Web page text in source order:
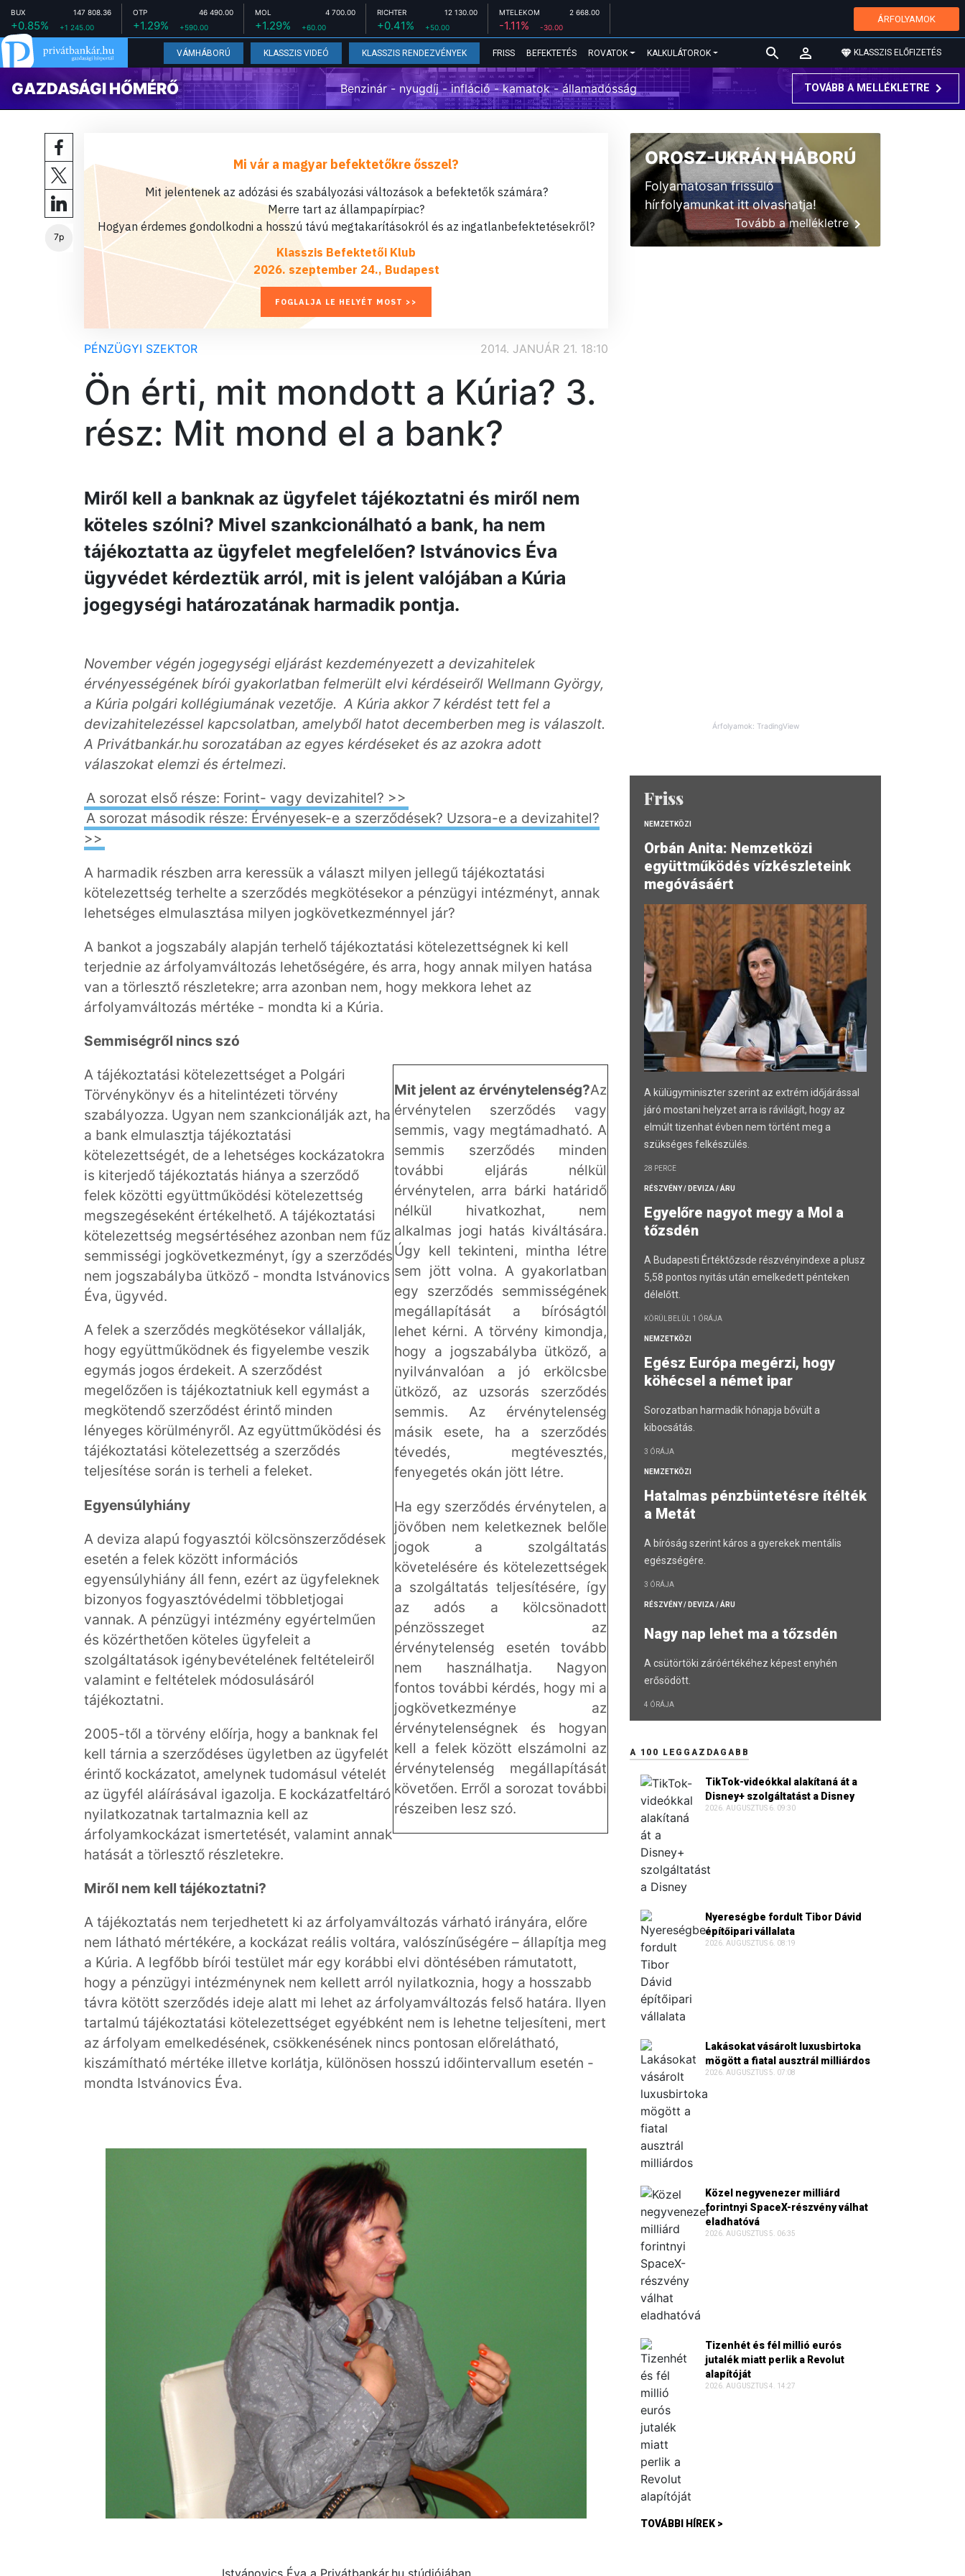
BUX 147 808.36
+0.85% +1 245.00
OTP 46 490.00
+1.29% +590.00
MOL 4 700.00
+1.29% +60.00
RICHTER 12 130.00
+0.41% +50.00
MTELEKOM 2 668.00
-1.11% -30.00
ÁRFOLYAMOK
VÁMHÁBORÚ KLASSZIS VIDEÓ KLASSZIS RENDEZVÉNYEK FRISS BEFEKTETÉS ROVATOK KALKULÁTOROK KLASSZIS ELŐFIZETÉS
GAZDASÁGI HŐMÉRŐ Benzinár - nyugdíj - infláció - kamatok - államadósság TOVÁBB A MELLÉKLETRE
7p
Mi vár a magyar befektetőkre ősszel?
Mit jelentenek az adózási és szabályozási változások a befektetők számára?
Merre tart az állampapírpiac?
Hogyan érdemes gondolkodni a hosszú távú megtakarításokról és az ingatlanbefektetésekről?
Klasszis Befektetői Klub
2026. szeptember 24., Budapest
FOGLALJA LE HELYÉT MOST >>
PÉNZÜGYI SZEKTOR 2014. JANUÁR 21. 18:10
Ön érti, mit mondott a Kúria? 3.
rész: Mit mond el a bank?
Miről kell a banknak az ügyfelet tájékoztatni és miről nem
köteles szólni? Mivel szankcionálható a bank, ha nem
tájékoztatta az ügyfelet megfelelően? Istvánovics Éva
ügyvédet kérdeztük arról, mit is jelent valójában a Kúria
jogegységi határozatának harmadik pontja.
November végén jogegységi eljárást kezdeményezett a devizahitelek
érvényességének bírói gyakorlatban felmerült elvi kérdéseiről Wellmann György,
a Kúria polgári kollégiumának vezetője. A Kúria akkor 7 kérdést tett fel a
devizahitelezéssel kapcsolatban, amelyből hatot decemberben meg is válaszolt.
A Privátbankár.hu sorozatában az egyes kérdéseket és az azokra adott
válaszokat elemzi és értelmezi.
A sorozat első része: Forint- vagy devizahitel? >>
A sorozat második része: Érvényesek-e a szerződések? Uzsora-e a devizahitel?
>>
A harmadik részben arra keressük a választ milyen jellegű tájékoztatási
kötelezettség terhelte a szerződés megkötésekor a pénzügyi intézményt, annak
lehetséges elmulasztása milyen jogkövetkezménnyel jár?
A bankot a jogszabály alapján terhelő tájékoztatási kötelezettségnek ki kell
terjednie az árfolyamváltozás lehetőségére, és arra, hogy annak milyen hatása
van a törlesztő részletekre; arra azonban nem, hogy mekkora lehet az
árfolyamváltozás mértéke - mondta ki a Kúria.
Semmiségről nincs szó
Mit jelent az érvénytelenség?Az
érvénytelen szerződés vagy
semmis, vagy megtámadható. A
semmis szerződés minden
további eljárás nélkül
érvénytelen, arra bárki határidő
nélkül hivatkozhat, nem
alkalmas jogi hatás kiváltására.
Úgy kell tekinteni, mintha létre
sem jött volna. A gyakorlatban
egy szerződés semmisségének
megállapítását a bíróságtól
lehet kérni. A törvény kimondja,
hogy a jogszabályba ütköző, a
nyilvánvalóan a jó erkölcsbe
ütköző, az uzsorás szerződés
semmis. Az érvénytelenség
másik esete, ha a szerződés
tévedés, megtévesztés,
fenyegetés okán jött létre.
Ha egy szerződés érvénytelen, a
jövőben nem keletkeznek belőle
jogok a szolgáltatás
követelésére és kötelezettségek
a szolgáltatás teljesítésére, így
az adós a kölcsönadott
pénzösszeget az
érvénytelenség esetén tovább
nem használhatja. Nagyon
fontos további kérdés, hogy mi a
jogkövetkezménye az
érvénytelenségnek és hogyan
kell a felek között elszámolni az
érvénytelenség megállapítását
követően. Erről a sorozat további
részeiben lesz szó.
A tájékoztatási kötelezettséget a Polgári
Törvénykönyv és a hitelintézeti törvény
szabályozza. Ugyan nem szankcionálják azt, ha
a bank elmulasztja tájékoztatási
kötelezettségét, de a lehetséges kockázatokra
is kiterjedő tájékoztatás hiánya a szerződő
felek közötti együttműködési kötelezettség
megszegéseként értékelhető. A tájékoztatási
kötelezettség megsértéséhez azonban nem fűz
semmisségi jogkövetkezményt, így a szerződés
nem jogszabályba ütköző - mondta Istvánovics
Éva, ügyvéd.
A felek a szerződés megkötésekor vállalják,
hogy együttműködnek és figyelembe veszik
egymás jogos érdekeit. A szerződést
megelőzően is tájékoztatniuk kell egymást a
megkötendő szerződést érintő minden
lényeges körülményről. Az együttműködési és
tájékoztatási kötelezettség a szerződés
teljesítése során is terheli a feleket.
Egyensúlyhiány
A deviza alapú fogyasztói kölcsönszerződések
esetén a felek között információs
egyensúlyhiány áll fenn, ezért az ügyfeleknek
bizonyos fogyasztóvédelmi többletjogai
vannak. A pénzügyi intézmény egyértelműen
és közérthetően köteles ügyfeleit a
szolgáltatások igénybevételének feltételeiről
valamint e feltételek módosulásáról
tájékoztatni.
2005-től a törvény előírja, hogy a banknak fel
kell tárnia a szerződéses ügyletben az ügyfelét
érintő kockázatot, amelynek tudomásul vételét
az ügyfél aláírásával igazolja. E kockázatfeltáró
nyilatkozatnak tartalmaznia kell az
árfolyamkockázat ismertetését, valamint annak
hatását a törlesztő részletekre.
Miről nem kell tájékoztatni?
A tájékoztatás nem terjedhetett ki az árfolyamváltozás várható irányára, előre
nem látható mértékére, a kockázat reális voltára, valószínűségére – állapítja meg
a Kúria. A legfőbb bírói testület már egy korábbi elvi döntésében rámutatott,
hogy a pénzügyi intézménynek nem kellett arról nyilatkoznia, hogy a hosszabb
távra kötött szerződés ideje alatt mi lehet az árfolyamváltozás felső határa. Ilyen
tartalmú tájékoztatási kötelezettséget egyébként nem is lehetne teljesíteni, mert
az árfolyam emelkedésének, csökkenésének nincs pontosan előrelátható,
kiszámítható mértéke illetve korlátja, különösen hosszú időintervallum esetén -
mondta Istvánovics Éva.
Istvánovics Éva a Privátbankár.hu stúdiójában
OROSZ-UKRÁN HÁBORÚ
Folyamatosan frissülő
hírfolyamunkat itt olvashatja!
Tovább a mellékletre
Árfolyamok: TradingView
Friss
NEMZETKÖZI
Orbán Anita: Nemzetközi
együttműködés vízkészleteink
megóvásáért
A külügyminiszter szerint az extrém időjárással
járó mostani helyzet arra is rávilágít, hogy az
elmúlt tizenhat évben nem történt meg a
szükséges felkészülés.
28 PERCE
RÉSZVÉNY / DEVIZA / ÁRU
Egyelőre nagyot megy a Mol a
tőzsdén
A Budapesti Értéktőzsde részvényindexe a plusz
5,58 pontos nyitás után emelkedett pénteken
délelőtt.
KÖRÜLBELÜL 1 ÓRÁJA
NEMZETKÖZI
Egész Európa megérzi, hogy
köhécsel a német ipar
Sorozatban harmadik hónapja bővült a
kibocsátás.
3 ÓRÁJA
NEMZETKÖZI
Hatalmas pénzbüntetésre ítélték
a Metát
A bíróság szerint káros a gyerekek mentális
egészségére.
3 ÓRÁJA
RÉSZVÉNY / DEVIZA / ÁRU
Nagy nap lehet ma a tőzsdén
A csütörtöki záróértékéhez képest enyhén
erősödött.
4 ÓRÁJA
A 100 LEGGAZDAGABB
TikTok-videókkal alakítaná át a
Disney+ szolgáltatást a Disney
2026. AUGUSZTUS 6. 09:30
Nyereségbe fordult Tibor Dávid
építőipari vállalata
2026. AUGUSZTUS 6. 08:19
Lakásokat vásárolt luxusbirtoka
mögött a fiatal ausztrál milliárdos
2026. AUGUSZTUS 5. 07:08
Közel negyvenezer milliárd
forintnyi SpaceX-részvény válhat
eladhatóvá
2026. AUGUSZTUS 5. 06:35
Tizenhét és fél millió eurós
jutalék miatt perlik a Revolut
alapítóját
2026. AUGUSZTUS 4. 14:27
TOVÁBBI HÍREK >